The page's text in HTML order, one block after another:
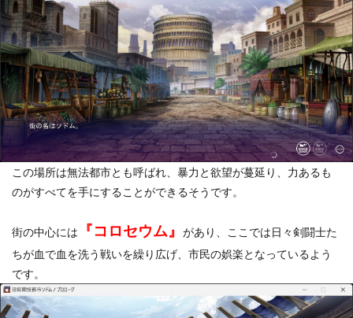
この場所は無法都市とも呼ばれ、暴力と欲望が蔓延り、力あるも
のがすべてを手にすることができるそうです。
街の中心には 『コロセウム』 があり、ここでは日々剣闘士た
ちが血で血を洗う戦いを繰り広げ、市民の娯楽となっているよう
です。